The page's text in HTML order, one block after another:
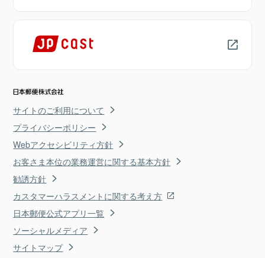
サイトのご利用について
プライバシーポリシー
Webアクセシビリティ方針
お客さま本位の業務運営に関する基本方針
勧誘方針
カスタマーハラスメントに関する考え方
日本郵便公式アプリ一覧
ソーシャルメディア
サイトマップ